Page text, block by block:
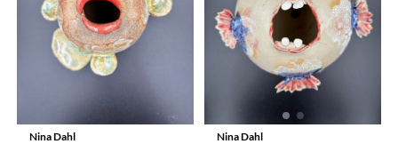
Nina Dahl Nina Dahl